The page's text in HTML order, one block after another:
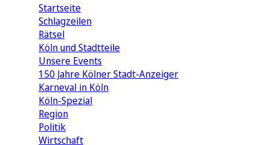
Startseite
Schlagzeilen
Rätsel
Köln und Stadtteile
Unsere Events
150 Jahre Kölner Stadt-Anzeiger
Karneval in Köln
Köln-Spezial
Region
Politik
Wirtschaft